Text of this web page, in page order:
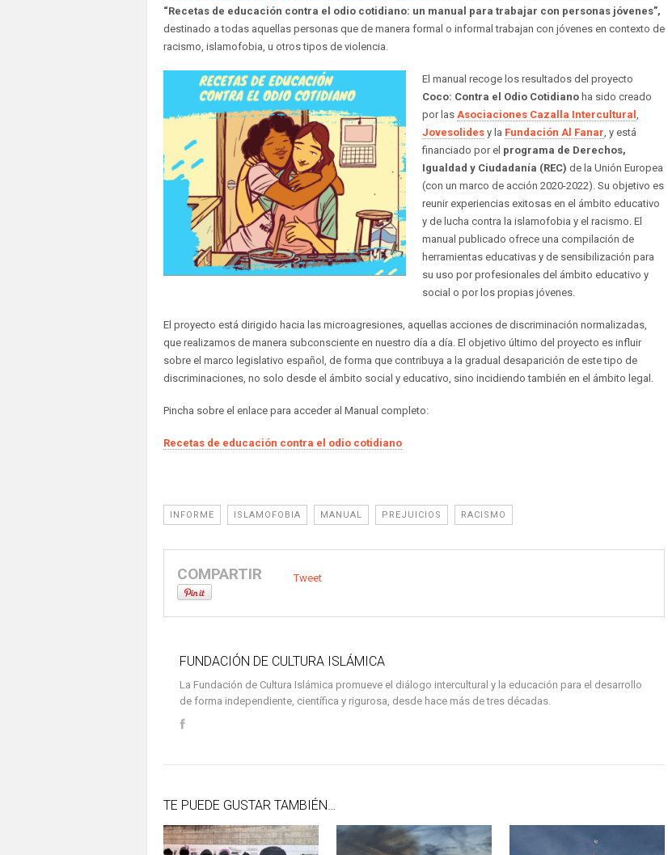
“Recetas de educación contra el odio cotidiano: un manual para trabajar con personas jóvenes”,
destinado a todas aquellas personas que de manera formal o informal trabajan con jóvenes en contexto de
racismo, islamofobia, u otros tipos de violencia.
El manual recoge los resultados del proyecto
Coco: Contra el Odio Cotidiano ha sido creado
por las Asociaciones Cazalla Intercultural ,
Jovesolides y la Fundación Al Fanar, y está
financiado por el programa de Derechos,
Igualdad y Ciudadanía (REC) de la Unión Europea
(con un marco de acción 2020-2022). Su objetivo es
reunir experiencias exitosas en el ámbito educativo
y de lucha contra la islamofobia y el racismo. El
manual publicado ofrece una compilación de
herramientas educativas y de sensibilización para
su uso por profesionales del ámbito educativo y
social o por los propias jóvenes.
El proyecto está dirigido hacia las microagresiones, aquellas acciones de discriminación normalizadas,
que realizamos de manera subconsciente en nuestro día a día. El objetivo último del proyecto es influir
sobre el marco legislativo español, de forma que contribuya a la gradual desaparición de este tipo de
discriminaciones, no solo desde el ámbito social y educativo, sino incidiendo también en el ámbito legal.
Pincha sobre el enlace para acceder al Manual completo:
Recetas de educación contra el odio cotidiano
INFORME ISLAMOFOBIA MANUAL PREJUICIOS RACISMO
COMPARTIR Tweet
FUNDACIÓN DE CULTURA ISLÁMICA
La Fundación de Cultura Islámica promueve el diálogo intercultural y la educación para el desarrollo
de forma independiente, científica y rigurosa, desde hace más de tres décadas.
TE PUEDE GUSTAR TAMBIÉN…